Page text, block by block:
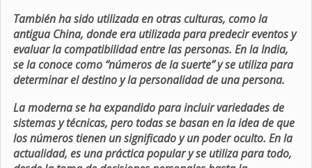
También ha sido utilizada en otras culturas, como la
antigua China, donde era utilizada para predecir eventos y
evaluar la compatibilidad entre las personas. En la India,
se la conoce como “números de la suerte” y se utiliza para
determinar el destino y la personalidad de una persona.
La moderna se ha expandido para incluir variedades de
sistemas y técnicas, pero todas se basan en la idea de que
los números tienen un significado y un poder oculto. En la
actualidad, es una práctica popular y se utiliza para todo,